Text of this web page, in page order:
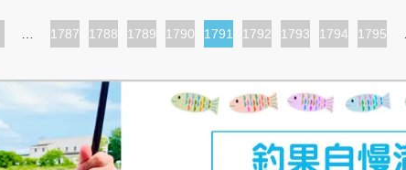
ペ
1787
ペ
ジ
1788
ペ
1789
ペ
1790
カ
ト
1791
ペ
1792
ペ
1793
ペ
1794
ペ
1795